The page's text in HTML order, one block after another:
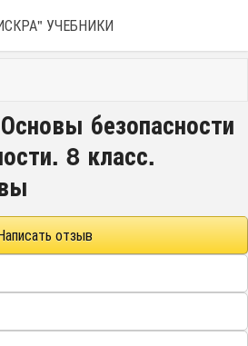
УЧЕБНИКИ
безопасности
8 класс.
отзыв